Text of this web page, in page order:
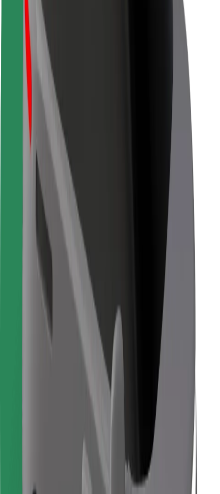
Безпека
Безпека пасажирів
Безпека водіїв
Безпека електросамокатів
Лабораторія безпеки
Розташування
Міські рішення
Аеропорти
Зарядні станції Bolt
Для пасажирів
Для водіїв
Для кур'єрів
Доставка Bolt Food
Для власників автопарків
Для ресторанів
Bolt for Business
Завантажити застосунок Bolt
Знайди твою улюблену страву чи їжу!
Завантажити застосунок Bolt Food